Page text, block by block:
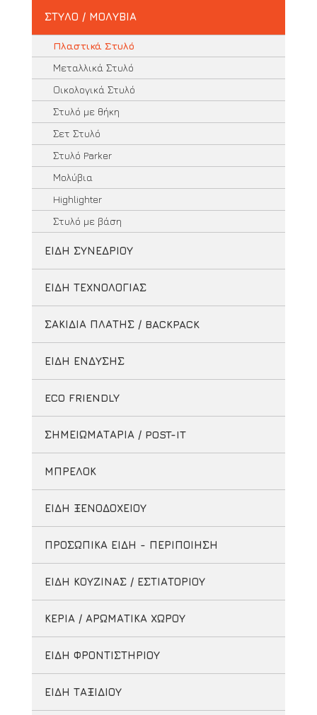
ΣΤΥΛΟ / ΜΟΛΥΒΙΑ
Πλαστικά Στυλό
Μεταλλικά Στυλό
Οικολογικά Στυλό
Στυλό με θήκη
Σετ Στυλό
Στυλό Parker
Μολύβια
Highlighter
Στυλό με βάση
ΕΙΔΗ ΣΥΝΕΔΡΙΟΥ
ΕΙΔΗ ΤΕΧΝΟΛΟΓΙΑΣ
ΣΑΚΙΔΙΑ ΠΛΑΤΗΣ / BACKPACK
ΕΙΔΗ ΕΝΔΥΣΗΣ
ECO FRIENDLY
ΣΗΜΕΙΩΜΑΤΑΡΙΑ / POST-IT
ΜΠΡΕΛΟΚ
ΕΙΔΗ ΞΕΝΟΔΟΧΕΙΟΥ
ΠΡΟΣΩΠΙΚΑ ΕΙΔΗ - ΠΕΡΙΠΟΙΗΣΗ
ΕΙΔΗ ΚΟΥΖΙΝΑΣ / ΕΣΤΙΑΤΟΡΙΟΥ
ΚΕΡΙΑ / ΑΡΩΜΑΤΙΚΑ ΧΩΡΟΥ
ΕΙΔΗ ΦΡΟΝΤΙΣΤΗΡΙΟΥ
ΕΙΔΗ ΤΑΞΙΔΙΟΥ